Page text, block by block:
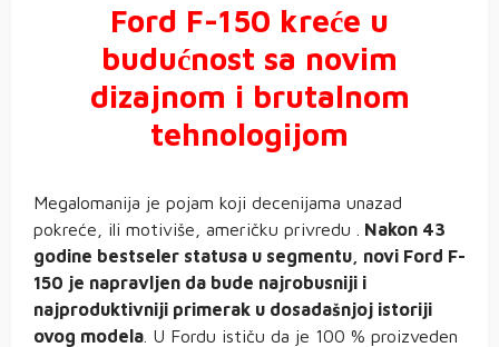
Ford F-150 kreće u
budućnost sa novim
dizajnom i brutalnom
tehnologijom
Megalomanija je pojam koji decenijama unazad
pokreće, ili motiviše, američku privredu .
Nakon 43
godine bestseler statusa u segmentu, novi Ford F-
150 je napravljen da bude najrobusniji i
najproduktivniji primerak u dosadašnjoj istoriji
ovog modela . U Fordu ističu da je 100 % proizveden